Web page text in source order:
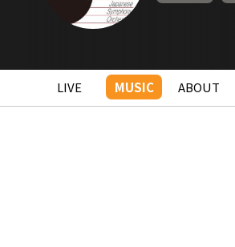
LIVE MUSIC ABOUT